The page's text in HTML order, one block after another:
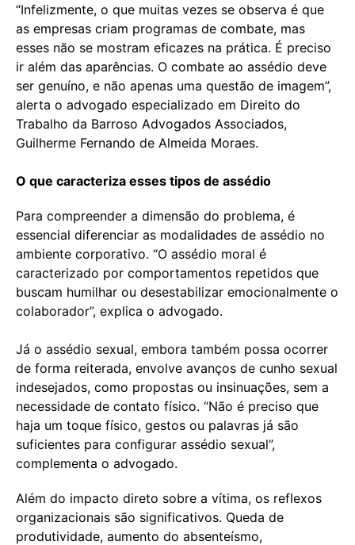
“Infelizmente, o que muitas vezes se observa é que
as empresas criam programas de combate, mas
esses não se mostram eficazes na prática. É preciso
ir além das aparências. O combate ao assédio deve
ser genuíno, e não apenas uma questão de imagem”,
alerta o advogado especializado em Direito do
Trabalho da Barroso Advogados Associados,
Guilherme Fernando de Almeida Moraes.
O que caracteriza esses tipos de assédio
Para compreender a dimensão do problema, é
essencial diferenciar as modalidades de assédio no
ambiente corporativo. “O assédio moral é
caracterizado por comportamentos repetidos que
buscam humilhar ou desestabilizar emocionalmente o
colaborador”, explica o advogado.
Já o assédio sexual, embora também possa ocorrer
de forma reiterada, envolve avanços de cunho sexual
indesejados, como propostas ou insinuações, sem a
necessidade de contato físico. “Não é preciso que
haja um toque físico, gestos ou palavras já são
suficientes para configurar assédio sexual”,
complementa o advogado.
Além do impacto direto sobre a vítima, os reflexos
organizacionais são significativos. Queda de
produtividade, aumento do absenteísmo,